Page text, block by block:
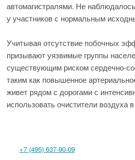
автомагистралями. Не
у участников с нормальным
Учитывая отсутствие побочных
призывают уязвимые группы
существующим риском сердечно-
таким как повышенное
живет рядом с дорогами с
использовать очистители воздуха
+7 (495) 637-90-09